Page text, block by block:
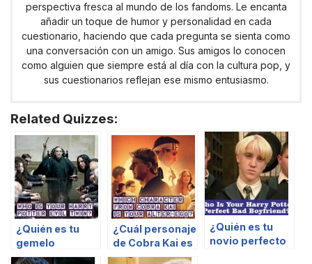
perspectiva fresca al mundo de los fandoms. Le encanta
añadir un toque de humor y personalidad en cada
cuestionario, haciendo que cada pregunta se sienta como
una conversación con un amigo. Sus amigos lo conocen
como alguien que siempre está al día con la cultura pop, y
sus cuestionarios reflejan ese mismo entusiasmo.
Related Quizzes:
¿Quién es tu
gemelo
malvado de
¿Cuál personaje
de Cobra Kai es
tu alter ego?
¿Quién es tu
novio perfecto